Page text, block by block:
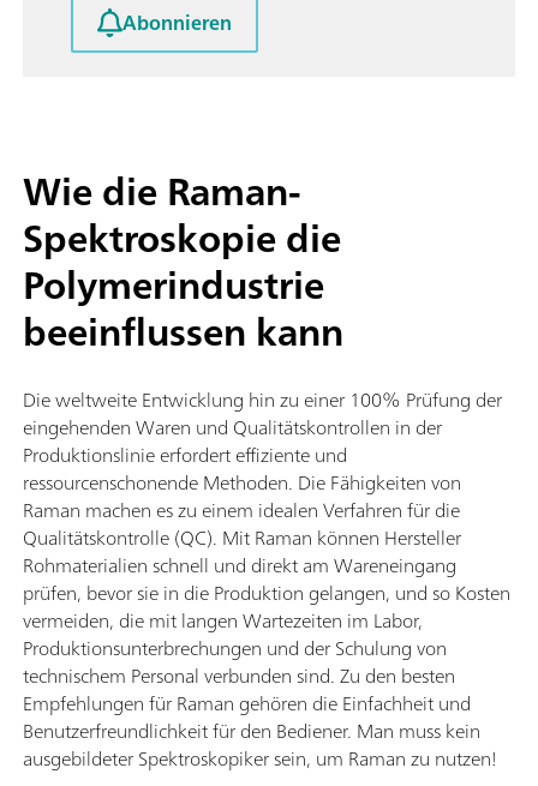
Abonnieren
Wie die Raman-
Spektroskopie die
Polymerindustrie
beeinflussen kann
Die weltweite Entwicklung hin zu einer 100% Prüfung der
eingehenden Waren und Qualitätskontrollen in der
Produktionslinie erfordert effiziente und
ressourcenschonende Methoden. Die Fähigkeiten von
Raman machen es zu einem idealen Verfahren für die
Qualitätskontrolle (QC). Mit Raman können Hersteller
Rohmaterialien schnell und direkt am Wareneingang
prüfen, bevor sie in die Produktion gelangen, und so Kosten
vermeiden, die mit langen Wartezeiten im Labor,
Produktionsunterbrechungen und der Schulung von
technischem Personal verbunden sind. Zu den besten
Empfehlungen für Raman gehören die Einfachheit und
Benutzerfreundlichkeit für den Bediener. Man muss kein
ausgebildeter Spektroskopiker sein, um Raman zu nutzen!